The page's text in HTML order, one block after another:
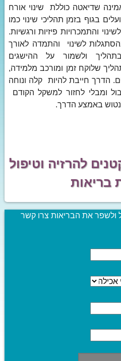
שדיאטה כוללת שינוי אורח
בגוף בזמן תהליכי שינוי כמו
והתמכרויות פיזיות ורגשיות.
לשינוי והתמדה לאורך
ולשמור על ההישגים
שלוקח זמן ומורכב מלמידה,
הדרך חייבת להיות קלה ונוחה
ומבלי לחזור למשקל הקודם
באמצע הדרך.
להרזיה וטיפול
בריאות
את הבריאות צרו קשר